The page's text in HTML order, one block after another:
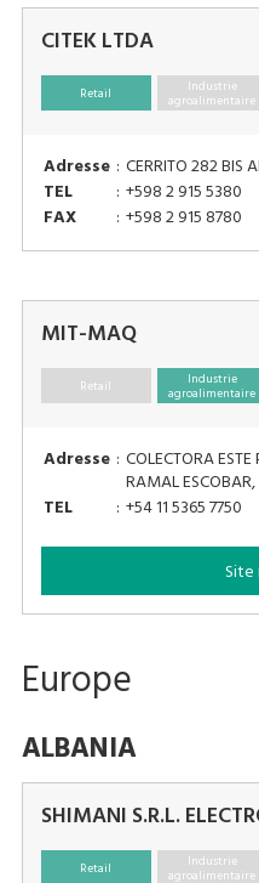
CITEK LTDA
Retail Industrie
agroalimentaire
Adresse : CERRITO 282 BIS
TEL
: +598 2 915 5380
FAX
: +598 2 915 8780
MIT-MAQ
Retail Industrie
agroalimentaire
Adresse : COLECTORA
RAMAL
TEL
: +54 11 5365 7750
Europe
ALBANIA
SHIMANI S.R.L.
Retail Industrie
agroalimentaire